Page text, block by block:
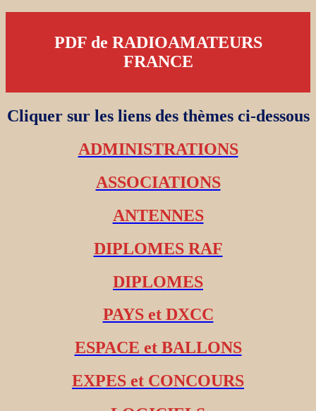
PDF de RADIOAMATEURS
FRANCE
Cliquer sur les liens des thèmes ci-dessous
ADMINISTRATIONS
ASSOCIATIONS
ANTENNES
DIPLOMES RAF
DIPLOMES
PAYS et DXCC
ESPACE et BALLONS
EXPES et CONCOURS